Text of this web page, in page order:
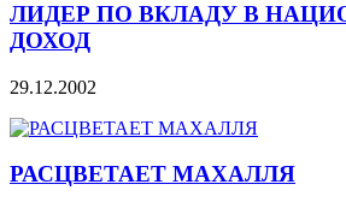
ЛИДЕР ПО ВКЛАДУ В
ДОХОД
29.12.2002
РАСЦВЕТАЕТ МАХАЛЛЯ